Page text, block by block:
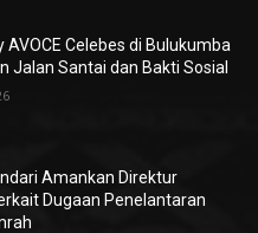
AVOCE Celebes di Bulukumba
Jalan Santai dan Bakti Sosial
Amankan Direktur
Dugaan Penelantaran